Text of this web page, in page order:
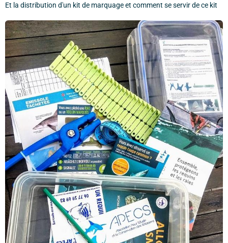
Et la distribution d'un kit de marquage et comment se servir de ce kit